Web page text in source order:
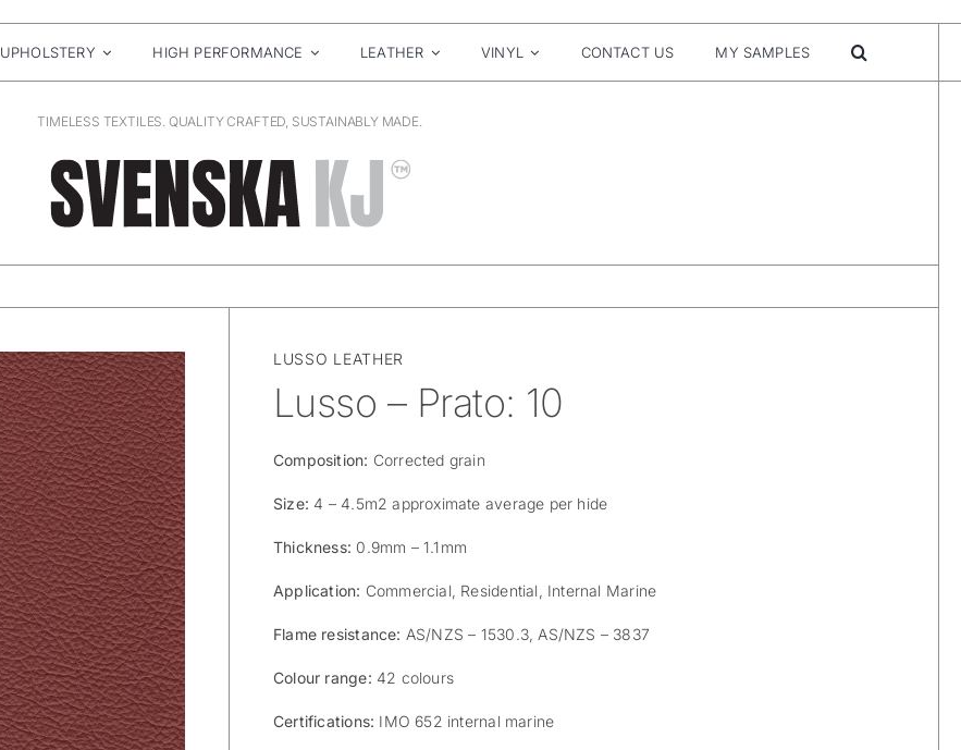
UPHOLSTERY HIGH PERFORMANCE LEATHER VINYL CONTACT US MY SAMPLES
TIMELESS TEXTILES. QUALITY CRAFTED, SUSTAINABLY MADE.
LUSSO LEATHER
Lusso – Prato: 10
Composition: Corrected grain
Size: 4 – 4.5m2 approximate average per hide
Thickness: 0.9mm – 1.1mm
Application: Commercial, Residential, Internal Marine
Flame resistance: AS/NZS – 1530.3, AS/NZS – 3837
Colour range: 42 colours
Certifications: IMO 652 internal marine